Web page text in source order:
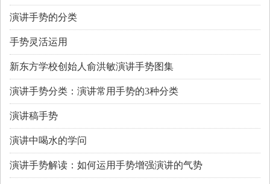
演讲手势的分类
手势灵活运用
新东方学校创始人俞洪敏演讲手势图集
演讲手势分类：演讲常用手势的3种分类
演讲稿手势
演讲中喝水的学问
演讲手势解读：如何运用手势增强演讲的气势